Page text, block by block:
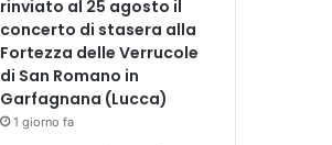
rinviato al 25 agosto il
concerto di stasera alla
Fortezza delle Verrucole
di San Romano in
Garfagnana (Lucca)
1 giorno fa